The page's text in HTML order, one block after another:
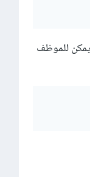
للموظف